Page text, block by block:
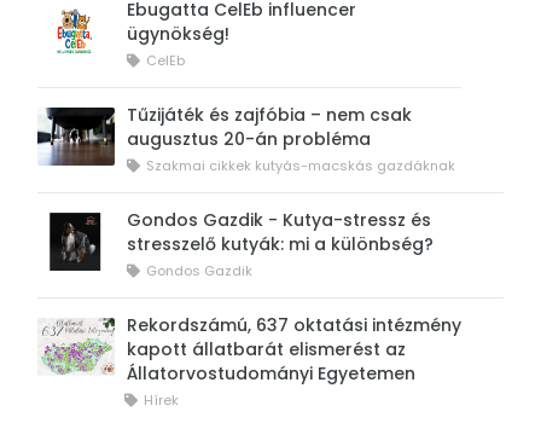
Ebugatta CelEb influencer
ügynökség!
CelEb
Tűzijáték és zajfóbia – nem csak
augusztus 20-án probléma
Szakmai cikkek kutyás-macskás gazdáknak
Gondos Gazdik - Kutya-stressz és
stresszelő kutyák: mi a különbség?
Gondos Gazdik
Rekordszámú, 637 oktatási intézmény
kapott állatbarát elismerést az
Állatorvostudományi Egyetemen
Hírek